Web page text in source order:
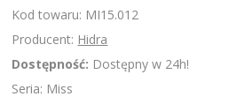
Kod towaru: MI15.012
Producent: Hidra
Dostępność: Dostępny w 24h!
Seria: Miss